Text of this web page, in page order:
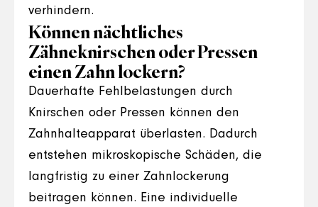
verhindern.
Können nächtliches
Zähneknirschen oder Pressen
einen Zahn lockern?
Dauerhafte Fehlbelastungen durch
Knirschen oder Pressen können den
Zahnhalteapparat überlasten. Dadurch
entstehen mikroskopische Schäden, die
langfristig zu einer Zahnlockerung
beitragen können. Eine individuelle